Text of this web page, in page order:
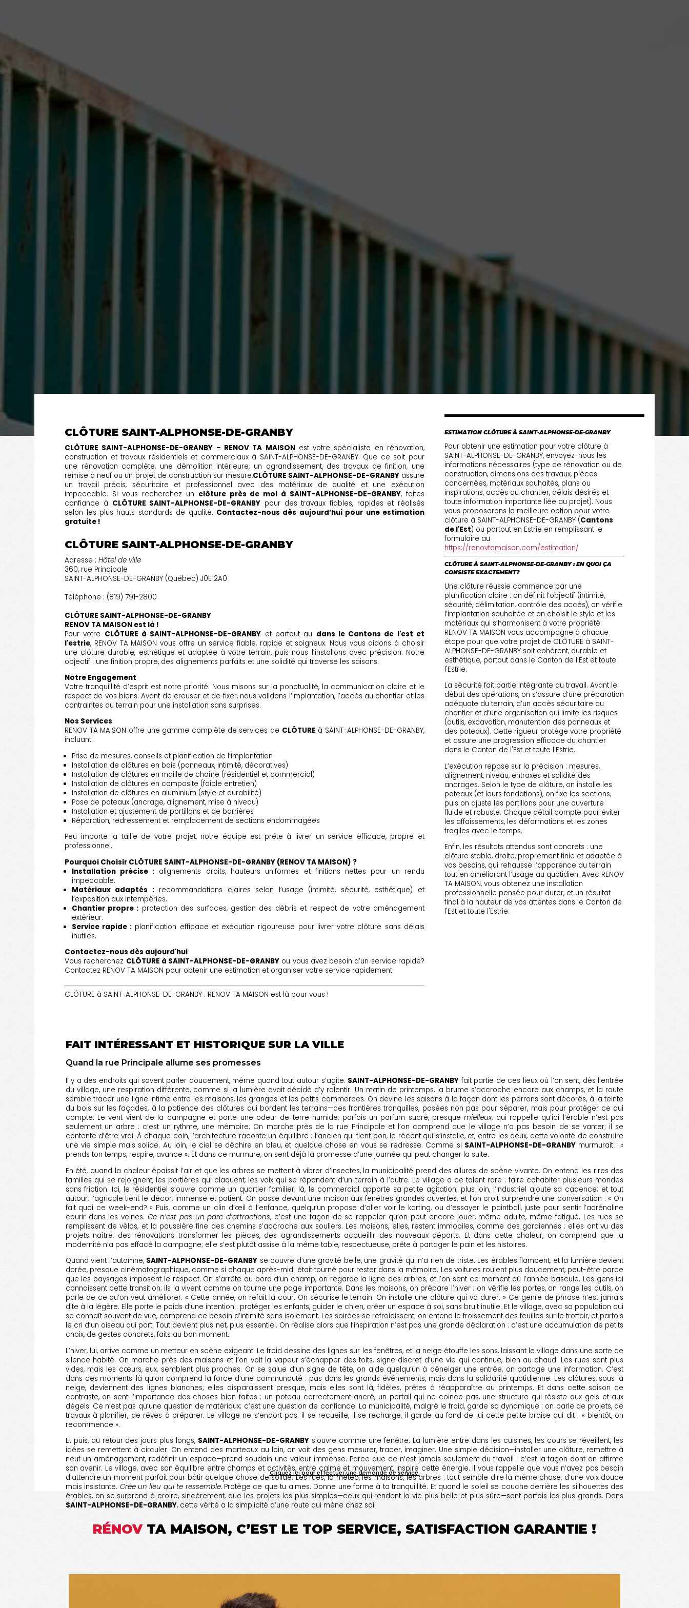
CLÔTURE SAINT-ALPHONSE-DE-GRANBY
CLÔTURE SAINT-ALPHONSE-DE-GRANBY – RENOV TA MAISONest votre spécialiste en rénovation,
construction et travaux résidentiels et commerciaux à SAINT-ALPHONSE-DE-GRANBY. Que ce soit pour
une rénovation complète, une démolition intérieure, un agrandissement, des travaux de finition, une
remise à neuf ou un projet de construction sur mesure,CLÔTURE SAINT-ALPHONSE-DE-GRANBYassure
un travail précis, sécuritaire et professionnel avec des matériaux de qualité et une exécution
impeccable. Si vous recherchez un clôture près de moi à SAINT-ALPHONSE-DE-GRANBY, faites
confiance à CLÔTURE SAINT-ALPHONSE-DE-GRANBY pour des travaux fiables, rapides et réalisés
selon les plus hauts standards de qualité. Contactez-nous dès aujourd’hui pour une estimation
gratuite !
CLÔTURE SAINT-ALPHONSE-DE-GRANBY
Adresse :Hôtel de ville
360, rue Principale
SAINT-ALPHONSE-DE-GRANBY (Québec) J0E 2A0
Téléphone : (819) 791-2800
CLÔTURE SAINT-ALPHONSE-DE-GRANBY
RENOV TA MAISON est là !
Pour votre CLÔTURE à SAINT-ALPHONSE-DE-GRANBY et partout au dans le Cantons de l'est et
l'estrie, RENOV TA MAISON vous offre un service fiable, rapide et soigneux. Nous vous aidons à choisir
une clôture durable, esthétique et adaptée à votre terrain, puis nous l’installons avec précision. Notre
objectif : une finition propre, des alignements parfaits et une solidité qui traverse les saisons.
Notre Engagement
Votre tranquillité d’esprit est notre priorité. Nous misons sur la ponctualité, la communication claire et le
respect de vos biens. Avant de creuser et de fixer, nous validons l’implantation, l’accès au chantier et les
contraintes du terrain pour une installation sans surprises.
Nos Services
RENOV TA MAISON offre une gamme complète de services de CLÔTURE à SAINT-ALPHONSE-DE-GRANBY,
incluant :
Prise de mesures, conseils et planification de l’implantation
Installation de clôtures en bois (panneaux, intimité, décoratives)
Installation de clôtures en maille de chaîne (résidentiel et commercial)
Installation de clôtures en composite (faible entretien)
Installation de clôtures en aluminium (style et durabilité)
Pose de poteaux (ancrage, alignement, mise à niveau)
Installation et ajustement de portillons et de barrières
Réparation, redressement et remplacement de sections endommagées
Peu importe la taille de votre projet, notre équipe est prête à livrer un service efficace, propre et
professionnel.
Pourquoi Choisir CLÔTURE SAINT-ALPHONSE-DE-GRANBY (RENOV TA MAISON) ?
Installation précise : alignements droits, hauteurs uniformes et finitions nettes pour un rendu
impeccable.
Matériaux adaptés :recommandations claires selon l’usage (intimité, sécurité, esthétique) et
l’exposition aux intempéries.
Chantier propre : protection des surfaces, gestion des débris et respect de votre aménagement
extérieur.
Service rapide : planification efficace et exécution rigoureuse pour livrer votre clôture sans délais
inutiles.
Contactez-nous dès aujourd'hui
Vous recherchez CLÔTURE à SAINT-ALPHONSE-DE-GRANBY ou vous avez besoin d’un service rapide?
Contactez RENOV TA MAISON pour obtenir une estimation et organiser votre service rapidement.
CLÔTURE à SAINT-ALPHONSE-DE-GRANBY : RENOV TA MAISON est là pour vous !
ESTIMATION CLÔTURE À SAINT-ALPHONSE-DE-GRANBY
Pour obtenir une estimation pour votre clôture à
SAINT-ALPHONSE-DE-GRANBY, envoyez-nous les
informations nécessaires (type de rénovation ou de
construction, dimensions des travaux, pièces
concernées, matériaux souhaités, plans ou
inspirations, accès au chantier, délais désirés et
toute information importante liée au projet). Nous
vous proposerons la meilleure option pour votre
clôture à SAINT-ALPHONSE-DE-GRANBY (Cantons
de l'Est) ou partout en Estrie en remplissant le
formulaire au
https://renovtamaison.com/estimation/
CLÔTURE À SAINT-ALPHONSE-DE-GRANBY : EN QUOI ÇA
CONSISTE EXACTEMENT?
Une clôture réussie commence par une
planification claire : on définit l’objectif (intimité,
sécurité, délimitation, contrôle des accès), on vérifie
l’implantation souhaitée et on choisit le style et les
matériaux qui s’harmonisent à votre propriété.
RENOV TA MAISON vous accompagne à chaque
étape pour que votre projet de CLÔTURE à SAINT-
ALPHONSE-DE-GRANBY soit cohérent, durable et
esthétique, partout dans le Canton de l'Est et toute
l'Estrie.
La sécurité fait partie intégrante du travail. Avant le
début des opérations, on s’assure d’une préparation
adéquate du terrain, d’un accès sécuritaire au
chantier et d’une organisation qui limite les risques
(outils, excavation, manutention des panneaux et
des poteaux). Cette rigueur protège votre propriété
et assure une progression efficace du chantier
dans le Canton de l'Est et toute l'Estrie.
L’exécution repose sur la précision : mesures,
alignement, niveau, entraxes et solidité des
ancrages. Selon le type de clôture, on installe les
poteaux (et leurs fondations), on fixe les sections,
puis on ajuste les portillons pour une ouverture
fluide et robuste. Chaque détail compte pour éviter
les affaissements, les déformations et les zones
fragiles avec le temps.
Enfin, les résultats attendus sont concrets : une
clôture stable, droite, proprement finie et adaptée à
vos besoins, qui rehausse l’apparence du terrain
tout en améliorant l’usage au quotidien. Avec RENOV
TA MAISON, vous obtenez une installation
professionnelle pensée pour durer, et un résultat
final à la hauteur de vos attentes dans le Canton de
l'Est et toute l'Estrie.
FAIT INTÉRESSANT ET HISTORIQUE SUR LA VILLE
Quand la rue Principale allume ses promesses
Il y a des endroits qui savent parler doucement, même quand tout autour s’agite. SAINT-ALPHONSE-DE-GRANBY fait partie de ces lieux où l’on sent, dès l’entrée
du village, une respiration différente, comme si la lumière avait décidé d’y ralentir. Un matin de printemps, la brume s’accroche encore aux champs, et la route
semble tracer une ligne intime entre les maisons, les granges et les petits commerces. On devine les saisons à la façon dont les perrons sont décorés, à la teinte
du bois sur les façades, à la patience des clôtures qui bordent les terrains—ces frontières tranquilles, posées non pas pour séparer, mais pour protéger ce qui
compte. Le vent vient de la campagne et porte une odeur de terre humide, parfois un parfum sucré, presquemielleux, qui rappelle qu’ici l’érable n’est pas
seulement un arbre : c’est un rythme, une mémoire. On marche près de la rue Principale et l’on comprend que le village n’a pas besoin de se vanter; il se
contente d’être vrai. À chaque coin, l’architecture raconte un équilibre : l’ancien qui tient bon, le récent qui s’installe, et, entre les deux, cette volonté de construire
une vie simple mais solide. Au loin, le ciel se déchire en bleu, et quelque chose en vous se redresse. Comme si SAINT-ALPHONSE-DE-GRANBY murmurait : «
prends ton temps, respire, avance ». Et dans ce murmure, on sent déjà la promesse d’une journée qui peut changer la suite.
En été, quand la chaleur épaissit l’air et que les arbres se mettent à vibrer d’insectes, la municipalité prend des allures de scène vivante. On entend les rires des
familles qui se rejoignent, les portières qui claquent, les voix qui se répondent d’un terrain à l’autre. Le village a ce talent rare : faire cohabiter plusieurs mondes
sans friction. Ici, le résidentiel s’ouvre comme un quartier familier; là, le commercial apporte sa petite agitation; plus loin, l’industriel ajoute sa cadence; et tout
autour, l’agricole tient le décor, immense et patient. On passe devant une maison aux fenêtres grandes ouvertes, et l’on croit surprendre une conversation : « On
fait quoi ce week-end? » Puis, comme un clin d’œil à l’enfance, quelqu’un propose d’aller voir le karting, ou d’essayer le paintball, juste pour sentir l’adrénaline
courir dans les veines.Ce n’est pas un parc d’attractions, c’est une façon de se rappeler qu’on peut encore jouer, même adulte, même fatigué. Les rues se
remplissent de vélos, et la poussière fine des chemins s’accroche aux souliers. Les maisons, elles, restent immobiles, comme des gardiennes : elles ont vu des
projets naître, des rénovations transformer les pièces, des agrandissements accueillir des nouveaux départs. Et dans cette chaleur, on comprend que la
modernité n’a pas effacé la campagne; elle s’est plutôt assise à la même table, respectueuse, prête à partager le pain et les histoires.
Quand vient l’automne, SAINT-ALPHONSE-DE-GRANBY se couvre d’une gravité belle, une gravité qui n’a rien de triste. Les érables flambent, et la lumière devient
dorée, presque cinématographique, comme si chaque après-midi était tourné pour rester dans la mémoire. Les voitures roulent plus doucement, peut-être parce
que les paysages imposent le respect. On s’arrête au bord d’un champ, on regarde la ligne des arbres, et l’on sent ce moment où l’année bascule. Les gens ici
connaissent cette transition; ils la vivent comme on tourne une page importante. Dans les maisons, on prépare l’hiver : on vérifie les portes, on range les outils, on
parle de ce qu’on veut améliorer. « Cette année, on refait la cour. On sécurise le terrain. On installe une clôture qui va durer. » Ce genre de phrase n’est jamais
dite à la légère. Elle porte le poids d’une intention : protéger les enfants, guider le chien, créer un espace à soi, sans bruit inutile. Et le village, avec sa population qui
se connaît souvent de vue, comprend ce besoin d’intimité sans isolement. Les soirées se refroidissent; on entend le froissement des feuilles sur le trottoir, et parfois
le cri d’un oiseau qui part. Tout devient plus net, plus essentiel. On réalise alors que l’inspiration n’est pas une grande déclaration : c’est une accumulation de petits
choix, de gestes concrets, faits au bon moment.
L’hiver, lui, arrive comme un metteur en scène exigeant. Le froid dessine des lignes sur les fenêtres, et la neige étouffe les sons, laissant le village dans une sorte de
silence habité. On marche près des maisons et l’on voit la vapeur s’échapper des toits, signe discret d’une vie qui continue, bien au chaud. Les rues sont plus
vides, mais les cœurs, eux, semblent plus proches. On se salue d’un signe de tête, on aide quelqu’un à déneiger une entrée, on partage une information. C’est
dans ces moments-là qu’on comprend la force d’une communauté : pas dans les grands événements, mais dans la solidarité quotidienne. Les clôtures, sous la
neige, deviennent des lignes blanches; elles disparaissent presque, mais elles sont là, fidèles, prêtes à réapparaître au printemps. Et dans cette saison de
contraste, on sent l’importance des choses bien faites : un poteau correctement ancré, un portail qui ne coince pas, une structure qui résiste aux gels et aux
dégels. Ce n’est pas qu’une question de matériaux; c’est une question de confiance. La municipalité, malgré le froid, garde sa dynamique : on parle de projets, de
travaux à planifier, de rêves à préparer. Le village ne s’endort pas; il se recueille, il se recharge, il garde au fond de lui cette petite braise qui dit : « bientôt, on
recommence ».
Et puis, au retour des jours plus longs, SAINT-ALPHONSE-DE-GRANBY s’ouvre comme une fenêtre. La lumière entre dans les cuisines, les cours se réveillent, les
idées se remettent à circuler. On entend des marteaux au loin, on voit des gens mesurer, tracer, imaginer. Une simple décision—installer une clôture, remettre à
neuf un aménagement, redéfinir un espace—prend soudain une valeur immense. Parce que ce n’est jamais seulement du travail : c’est la façon dont on affirme
son avenir. Le village, avec son équilibre entre champs et activités, entre calme et mouvement, inspire cette énergie. Il vous rappelle que vous n’avez pas besoin
d’attendre un moment parfait pour bâtir quelque chose de solide. Les rues, la météo, les maisons, les arbres : tout semble dire la même chose, d’une voix douce
mais insistante. Crée un lieu qui te ressemble.Protège ce que tu aimes. Donne une forme à ta tranquillité. Et quand le soleil se couche derrière les silhouettes des
érables, on se surprend à croire, sincèrement, que les projets les plus simples—ceux qui rendent la vie plus belle et plus sûre—sont parfois les plus grands. Dans
SAINT-ALPHONSE-DE-GRANBY, cette vérité a la simplicité d’une route qui mène chez soi.
RÉNOV TA MAISON, C’EST LE TOP SERVICE, SATISFACTION GARANTIE !
Cliquez ici pour effectuer une demande de service.